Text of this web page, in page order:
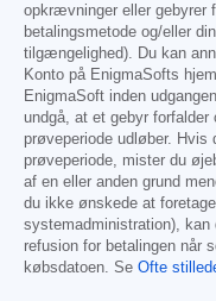
opkrævninger eller gebyrer
betalingsmetode og/eller
tilgængelighed). Du kan
Konto på EnigmaSofts
EnigmaSoft inden
undgå, at et gebyr forfalder
prøveperiode udløber. Hvis
prøveperiode, mister du
af en eller anden grund
du ikke ønskede at
systemadministration), kan
refusion for betalingen når
købsdatoen. Se Ofte